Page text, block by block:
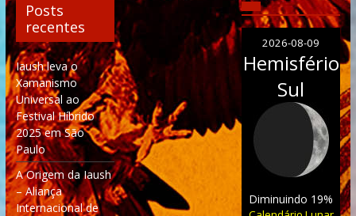
Posts
recentes
Iaush leva o
Xamanismo
Universal ao
Festival Híbrido
2025 em São
Paulo
A Origem da Iaush
– Aliança
Internacional de
2026-08-09
Hemisfério
Sul
Diminuindo 19%